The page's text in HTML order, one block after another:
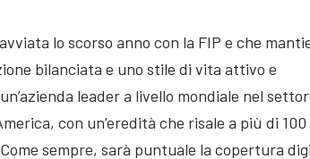
lo scorso anno con la FIP e che
bilanciata e uno stile di vita attivo e
leader a livello mondiale nel
con un’eredità che risale a più di 100
sempre, sarà puntuale la copertura